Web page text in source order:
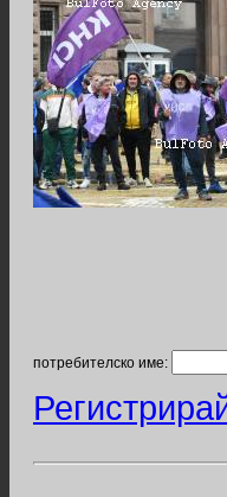
потребителско име: